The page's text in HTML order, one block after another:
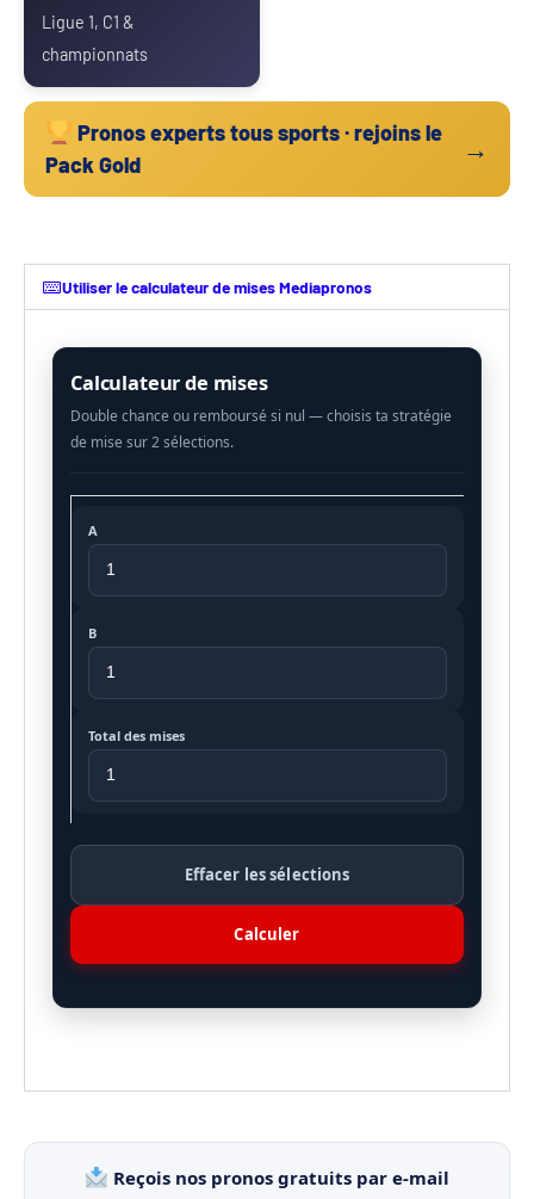
Ligue 1, C1 &
championnats
Pronos experts tous sports · rejoins le
Pack Gold
→
Utiliser le calculateur de mises Mediapronos
Calculateur de mises
A
B
Total des mises
Effacer les sélections
Calculer
Reçois nos pronos gratuits par e-mail